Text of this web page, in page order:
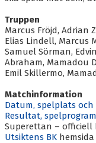
Truppen
Marcus Fröjd, Adrian
Elias Lindell, Marcus
Samuel Sörman,
Abraham, Mamadou
Emil Skillermo,
Matchinformation
Datum, spelplats
Resultat,
Superettan – officiell
Utsiktens BK hemsida